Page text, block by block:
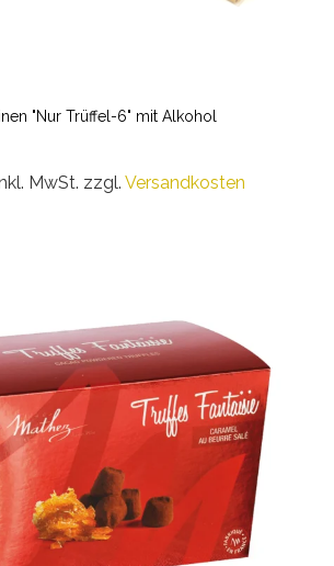
"Nur Trüffel-6" mit Alkohol
MwSt. zzgl. Versandkosten